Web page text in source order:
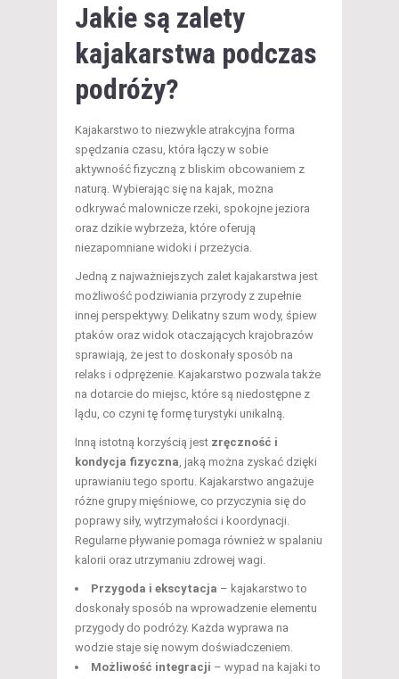
Jakie są zalety
kajakarstwa podczas
podróży?
Kajakarstwo to niezwykle atrakcyjna forma
spędzania czasu, która łączy w sobie
aktywność fizyczną z bliskim obcowaniem z
naturą. Wybierając się na kajak, można
odkrywać malownicze rzeki, spokojne jeziora
oraz dzikie wybrzeża, które oferują
niezapomniane widoki i przeżycia.
Jedną z najważniejszych zalet kajakarstwa jest
możliwość podziwiania przyrody z zupełnie
innej perspektywy. Delikatny szum wody, śpiew
ptaków oraz widok otaczających krajobrazów
sprawiają, że jest to doskonały sposób na
relaks i odprężenie. Kajakarstwo pozwala także
na dotarcie do miejsc, które są niedostępne z
lądu, co czyni tę formę turystyki unikalną.
Inną istotną korzyścią jest zręczność i
kondycja fizyczna, jaką można zyskać dzięki
uprawianiu tego sportu. Kajakarstwo angażuje
różne grupy mięśniowe, co przyczynia się do
poprawy siły, wytrzymałości i koordynacji.
Regularne pływanie pomaga również w spalaniu
kalorii oraz utrzymaniu zdrowej wagi.
Przygoda i ekscytacja – kajakarstwo to
doskonały sposób na wprowadzenie elementu
przygody do podróży. Każda wyprawa na
wodzie staje się nowym doświadczeniem.
Możliwość integracji – wypad na kajaki to